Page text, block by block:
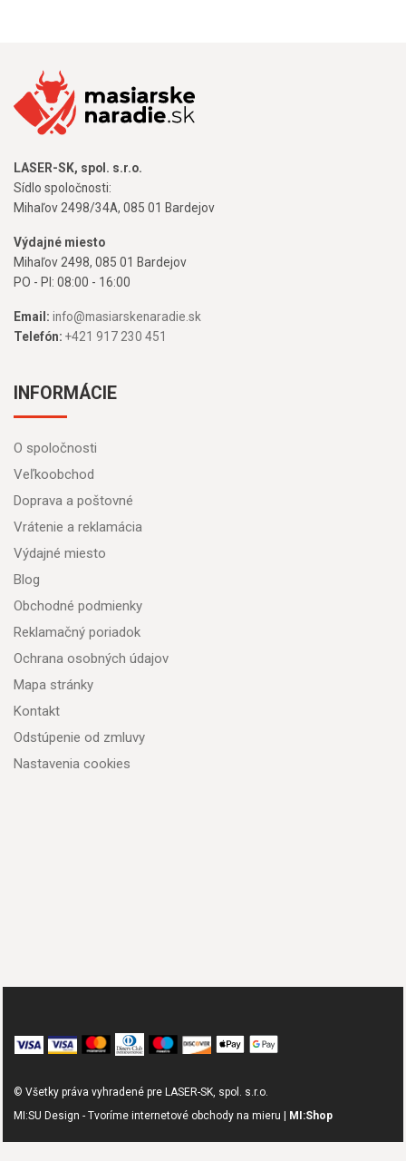
LASER-SK, spol. s.r.o.
Sídlo spoločnosti:
Mihaľov 2498/34A, 085 01 Bardejov
Výdajné miesto
Mihaľov 2498, 085 01 Bardejov
PO - PI: 08:00 - 16:00
Email: info@masiarskenaradie.sk
Telefón: +421 917 230 451
INFORMÁCIE
O spoločnosti
Veľkoobchod
Doprava a poštovné
Vrátenie a reklamácia
Výdajné miesto
Blog
Obchodné podmienky
Reklamačný poriadok
Ochrana osobných údajov
Mapa stránky
Kontakt
Odstúpenie od zmluvy
Nastavenia cookies
© Všetky práva vyhradené pre LASER-SK, spol. s.r.o.
MI:SU Design - Tvoríme internetové obchody na mieru |
MI:Shop